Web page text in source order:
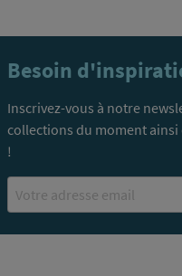
Besoin
Inscrivez-vous à notre
collections du moment
!